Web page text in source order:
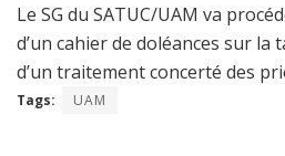
Le SG du SATUC/UAM va
d’un cahier de doléances sur la
d’un traitement concerté des
Tags: UAM